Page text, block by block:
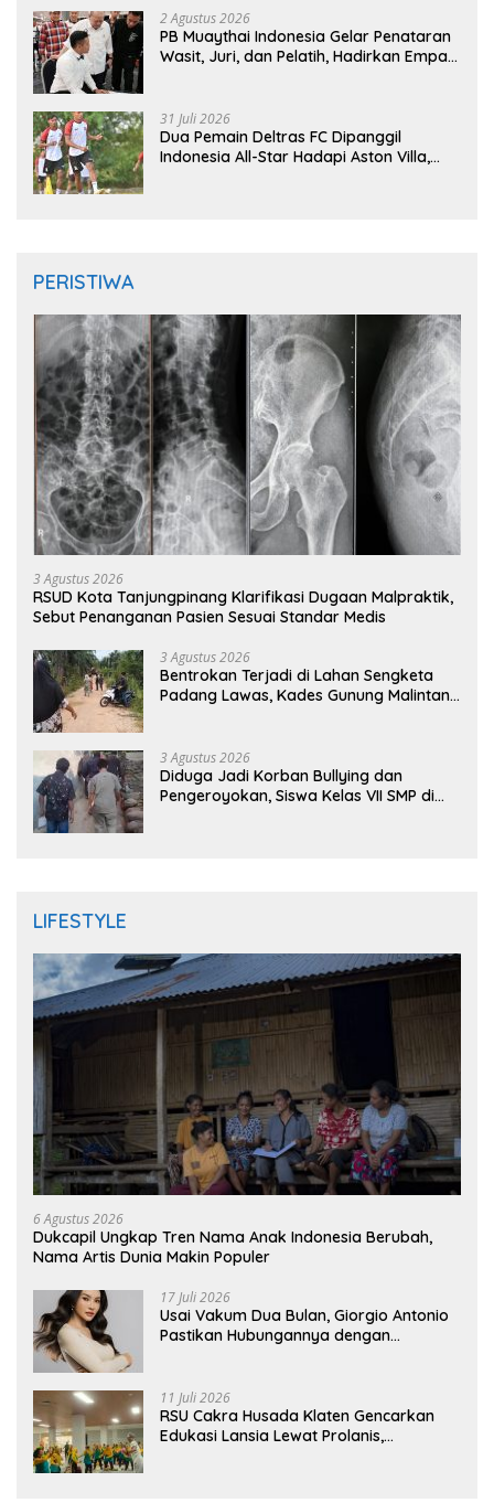
2 Agustus 2026
PB Muaythai Indonesia Gelar Penataran
Wasit, Juri, dan Pelatih, Hadirkan Empat
31 Juli 2026
Dua Pemain Deltras FC Dipanggil
Indonesia All-Star Hadapi Aston Villa,
PERISTIWA
3 Agustus 2026
RSUD Kota Tanjungpinang Klarifikasi Dugaan Malpraktik,
Sebut Penanganan Pasien Sesuai Standar Medis
3 Agustus 2026
Bentrokan Terjadi di Lahan Sengketa
Padang Lawas, Kades Gunung Malintang
3 Agustus 2026
Diduga Jadi Korban Bullying dan
Pengeroyokan, Siswa Kelas VII SMP di
LIFESTYLE
6 Agustus 2026
Dukcapil Ungkap Tren Nama Anak Indonesia Berubah,
Nama Artis Dunia Makin Populer
17 Juli 2026
Usai Vakum Dua Bulan, Giorgio Antonio
Pastikan Hubungannya dengan
11 Juli 2026
RSU Cakra Husada Klaten Gencarkan
Edukasi Lansia Lewat Prolanis,